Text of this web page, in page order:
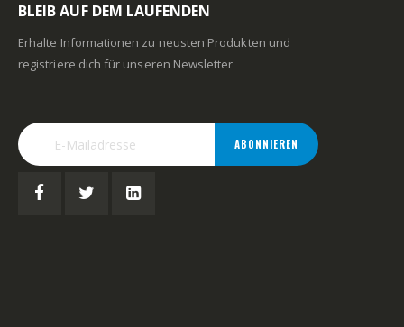
BLEIB AUF DEM LAUFENDEN
Erhalte Informationen zu neusten Produkten und
registriere dich für unseren Newsletter
ABONNIEREN